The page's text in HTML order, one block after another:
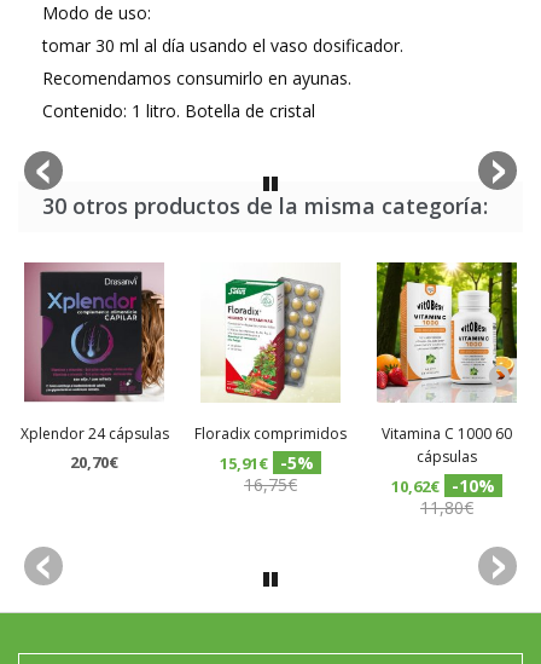
Modo de uso:
tomar 30 ml al día usando el vaso dosificador.
Recomendamos consumirlo en ayunas.
Contenido: 1 litro. Botella de cristal
30 otros productos de la misma categoría:
Xplendor 24 cápsulas
20,70€
Floradix comprimidos
15,91€
-5%
16,75€
Vitamina C 1000 60
cápsulas
10,62€
-10%
11,80€